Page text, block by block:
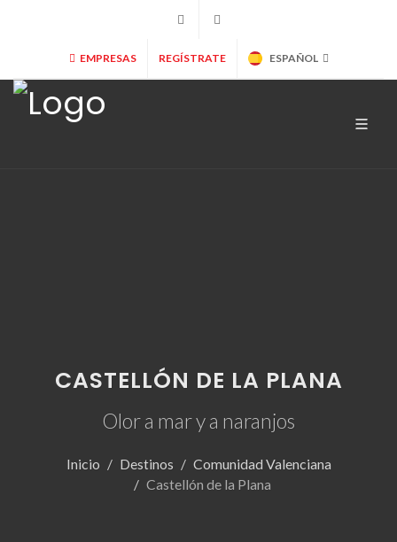
+34 902 365 000
EMPRESAS REGÍSTRATE ESPAÑOL
CASTELLÓN DE LA PLANA
Olor a mar y a naranjos
Inicio Destinos
Comunidad Valenciana
Castellón de la Plana